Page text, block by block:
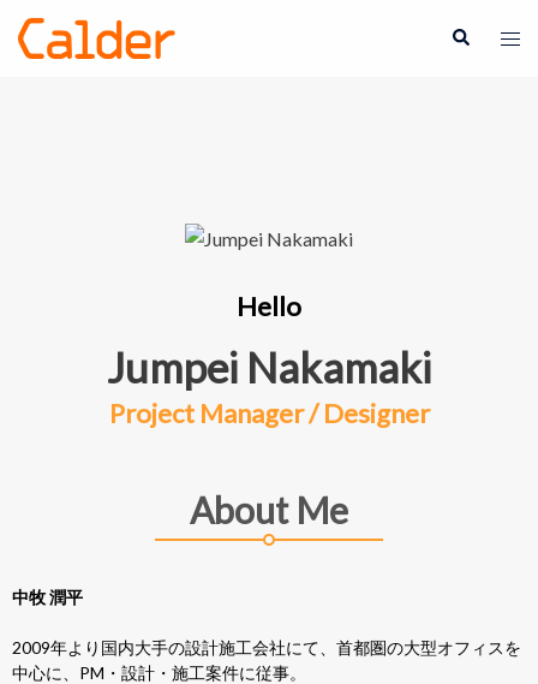
Hello
Jumpei Nakamaki
Project Manager / Designer
About Me
中牧 潤平
2009年より国内大手の設計施工会社にて、首都圏の大型オフィスを
中心に、PM・設計・施工案件に従事。